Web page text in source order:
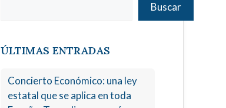
Buscar
ÚLTIMAS ENTRADAS
Concierto Económico: una ley
estatal que se aplica en toda